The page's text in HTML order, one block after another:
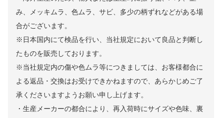
み、メッキムラ、色ムラ、サビ、多少の柄ずれなどがある場
合がございます。
※日本国内にて検品を行い、当社規定において良品と判断し
たものを販売しております。
※当社規定内の傷や色ムラ等につきましては、お客様都合に
よる返品・交換はお受けできかねますので、あらかじめご了
承くださいますようお願い申し上げます。
・生産メーカーの都合により、再入荷時にサイズや色味、裏